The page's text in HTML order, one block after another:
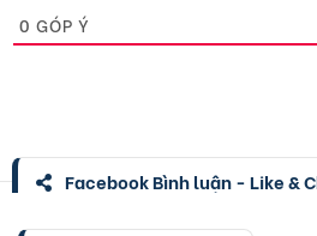
0 GÓP Ý
Facebook Bình luận - Like &